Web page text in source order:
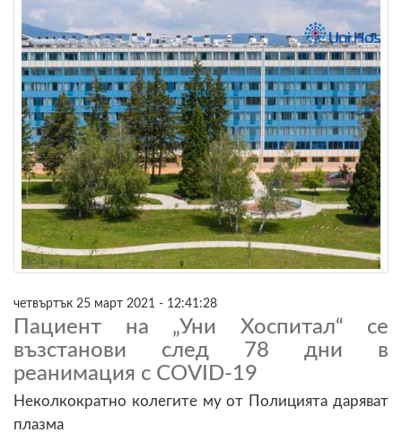
четвъртък 25 март 2021 - 12:41:28
Пациент на „Уни Хоспитал“ се
възстанови след 78 дни в
реанимация с COVID-19
Неколкократно колегите му от Полицията даряват
плазма